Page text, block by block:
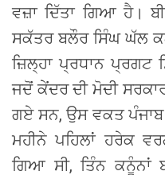
ਵਜ਼ਾ ਦਿੱਤਾ ਗਿਆ ਹੈ।
ਸਕੱਤਰ ਬਲੌਰ ਸਿੰਘ ਘੱਲ
ਜ਼ਿਲ੍ਹਾ ਪ੍ਰਧਾਨ ਪ੍ਰਗਟ
ਜਦੋਂ ਕੇਂਦਰ ਦੀ ਮੋਦੀ
ਗਏ ਸਨ, ਉਸ ਵਕਤ
ਮਹੀਨੇ ਪਹਿਲਾਂ ਹਰੇਕ
ਗਿਆ ਸੀ, ਤਿੰਨ ਕਨੂੰਨਾਂ